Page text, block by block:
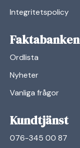
Integritetspolicy
Faktabanken
Ordlista
Nyheter
Vanliga frågor
Kundtjänst
076-345 00 87